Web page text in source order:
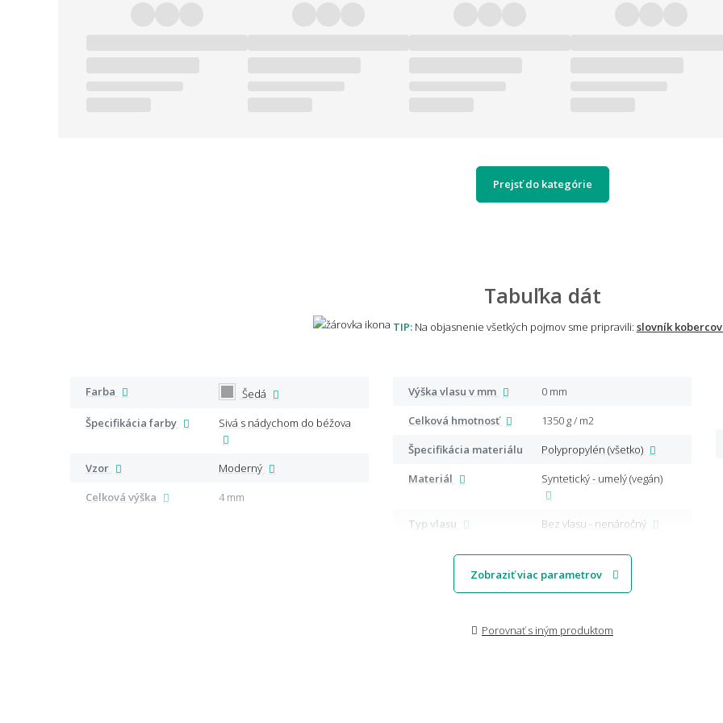
Prejsť do kategórie
Tabuľka dát
TIP:Na objasnenie všetkých pojmov sme pripravili: slovník
Farba
Šedá
Špecifikácia farby
Sivá s nádychom do béžova
Vzor
Moderný
Celková výška
4 mm
Výška vlasu v mm
0 mm
Celková hmotnosť
1350 g / m2
Špecifikácia materiálu
Polypropylén (všetko)
Materiál
Syntetický - umelý (vegán)
Typ vlasu Bez vlasu - nenáročný
Zobraziť viac parametrov
Porovnať s iným produktom